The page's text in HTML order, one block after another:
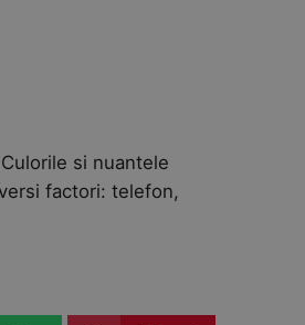
si nuantele
factori: telefon,